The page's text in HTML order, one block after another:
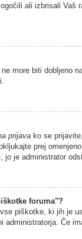
ali izbrisali
more biti dobljeno
prijava ko se
prej
jo je administrator
foruma"?
piškotke, ki jih je
administratorja. Če